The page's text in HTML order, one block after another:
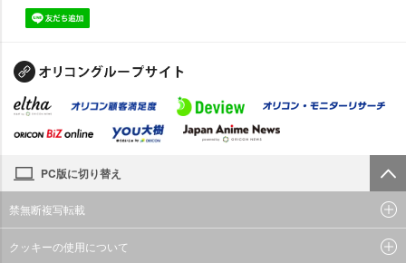
PC版に切り替え
禁無断複写転載
クッキーの使用について